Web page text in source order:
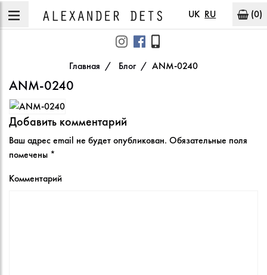
UK RU (0)
Главная Блог ANM-0240
ANM-0240
Добавить комментарий
Ваш адрес email не будет опубликован. Обязательные поля
помечены *
Комментарий